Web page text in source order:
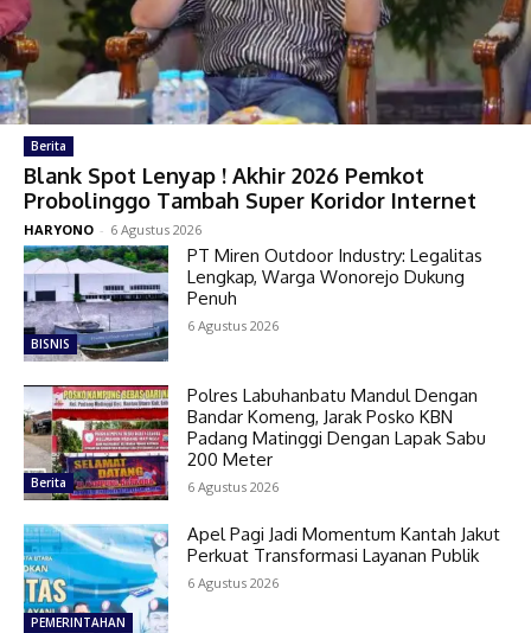
Berita
Blank Spot Lenyap ! Akhir 2026 Pemkot
Probolinggo Tambah Super Koridor Internet
HARYONO - 6 Agustus 2026
BISNIS
PT Miren Outdoor Industry: Legalitas
Lengkap, Warga Wonorejo Dukung
Penuh
6 Agustus 2026
Berita
Polres Labuhanbatu Mandul Dengan
Bandar Komeng, Jarak Posko KBN
Padang Matinggi Dengan Lapak Sabu
200 Meter
6 Agustus 2026
PEMERINTAHAN
Apel Pagi Jadi Momentum Kantah Jakut
Perkuat Transformasi Layanan Publik
6 Agustus 2026